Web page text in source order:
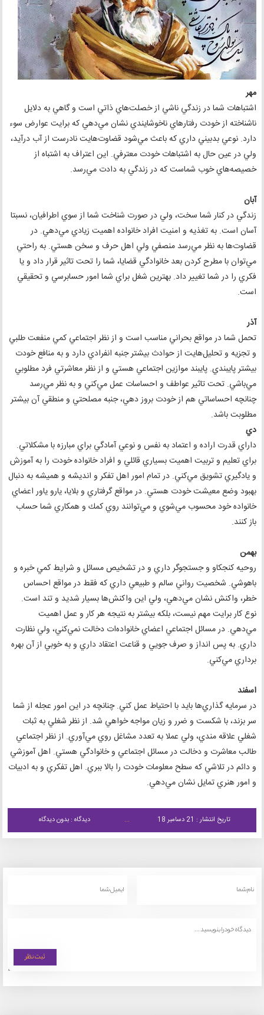
مهر
اشتباهات شما در زندگي ناشي از خصلت‌هاي ذاتي است و گاهي به دلايل
ناشناخته از خودت رفتارهاي ناخوشايندي نشان مي‌دهي كه برايت عوارض سوء
دارد. نوعي بدبيني داري كه باعث مي‌شود قضاوت‌هايت نادرست از آب درآيد،
ولي در عين حال به اشتباهات خودت معترفي. اين اعتراف به اشتباه از
خصيصه‌هاي خوب شماست كه در زندگي به دادت مي‌رسد.
آبان
زندگي در كنار شما سخت، ولي در صورت شناخت شما از سوي اطرافيان، نسبتا
آسان است. به تغذيه و امنيت افراد خانواده اهميت زيادي مي‌دهي. در
قضاوت‌ها به نظر مي‌رسد منصفي ولي اهل حرف و سخن هستي. به راحتي
مي‌توان با مطرح كردن بعد خانوادگي قضايا، شما را تحت تاثير قرار داد و يا
فكري را در شما تغيير داد. بهترين شغل براي شما امور حسابرسي و تحقيقي
است.
آذر
تحمل شما در مواقع بحراني مناسب است و از نظر اجتماعي كمي منفعت طلبي
و تجزيه و تحليل‌هايت از حوادث بيشتر جنبه انفرادي دارد و به منافع خودت
بيشتر پايبندي. پايبند موازين اجتماعي هستي و از نظر معاشرتي فرد مطلوبي
مي‌باشي. تحت تاثير عواطف و احساسات عمل مي‌كني و به نظر مي‌رسد
چنانچه احساساتي هم از خودت بروز دهي، جنبه مصلحتي و منطقي آن بيشتر
مطلوبت باشد.
دي
داراي قدرت اراده و اعتماد به نفس و نوعي آمادگي براي مبارزه با مشكلاتي.
براي تعليم و تربيت اهميت بسياري قائلي و افراد خانواده خودت را به آموزش
و يادگيري تشويق مي‌كني. در تمام امور اهل تفكر و انديشه و هميشه به دنبال
بهبود وضع معيشت خودت هستي. در مواقع گرفتاري و بلايا، يارو ياور اعضاي
خانواده خود محسوب مي‌شوي و مي‌توانند روي كمك و همكاري شما حساب
باز كنند.
بهمن
روحيه كنجكاو و جستجوگر داري و در تشخيص مسائل و شرايط كمي خبره و
باهوشي. شخصيت رواني سالم و طبيعي داري كه فقط در مواقع احساس
خطر، واكنش نشان مي‌دهي، ولي اين واكنش‌ها بسيار شديد و تند است.
نوع كار برايت مهم نيست، بلكه بيشتر به نتيجه هر كار و عمل اهميت
مي‌دهي. در مسائل اجتماعي اعضاي خانواده‌ات دخالت نمي‌كني، ولي نظارت
داري. به پس انداز و صرف جويي و قناعت اعتقاد داري و به خوبي از آن بهره
برداري مي‌كني.
اسفند
در سرمايه گذاري‌ها بايد با احتياط عمل كني. چنانچه در اين امور عجله از شما
سر بزند، با شكست و ضرر و زيان مواجه خواهي شد. از نظر شغلي به ثبات
شغلي علاقه مندي، ولي عملا به تعدد مشاغل روي ‌مي‌آوري. از نظر اجتماعي
طالب معاشرت و دخالت در مسائل اجتماعي و خانوادگي هستي. اهل آموزشي
و دائم در تلاشي كه سطح معلومات خودت را بالا ببري. اهل تفكري و به ادبيات
و امور هنري تمايل نشان مي‌دهي.
تاریخ انتشار : 21 دسامبر 18 دیدگاه : بدون دیدگاه